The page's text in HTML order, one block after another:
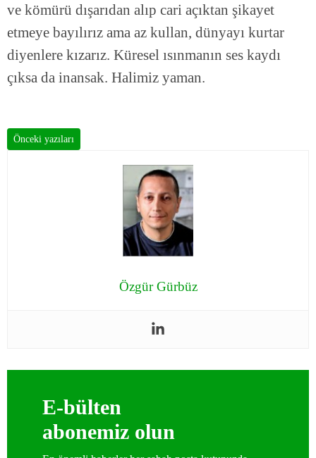
ve kömürü dışarıdan alıp cari açıktan şikayet
etmeye bayılırız ama az kullan, dünyayı kurtar
diyenlere kızarız. Küresel ısınmanın ses kaydı
çıksa da inansak. Halimiz yaman.
Önceki yazıları
Özgür Gürbüz
E-bülten
abonemiz olun